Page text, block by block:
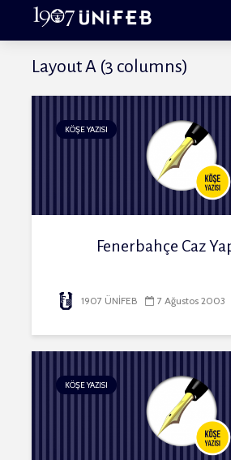
Layout A (3 columns)
KÖŞE YAZISI
Fenerbahçe Caz
1907 ÜNİFEB 7 Ağustos 2003
KÖŞE YAZISI